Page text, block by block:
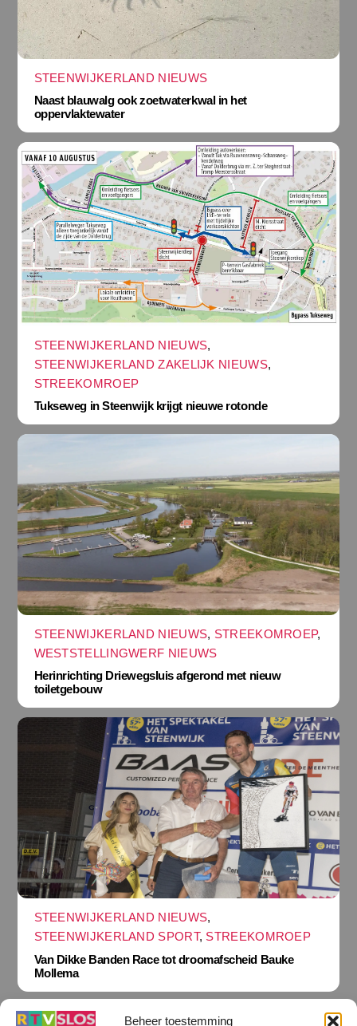
Beheer toestemming
STEENWIJKERLAND NIEUWS
Naast blauwalg ook zoetwaterkwal in het
oppervlaktewater
STEENWIJKERLAND NIEUWS,
STEENWIJKERLAND ZAKELIJK NIEUWS,
STREEKOMROEP
Tukseweg in Steenwijk krijgt nieuwe rotonde
STEENWIJKERLAND NIEUWS, STREEKOMROEP,
WESTSTELLINGWERF NIEUWS
Herinrichting Driewegsluis afgerond met nieuw
toiletgebouw
STEENWIJKERLAND NIEUWS,
STEENWIJKERLAND SPORT, STREEKOMROEP
Van Dikke Banden Race tot droomafscheid Bauke
Mollema